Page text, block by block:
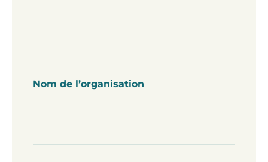
Nom de l’organisation